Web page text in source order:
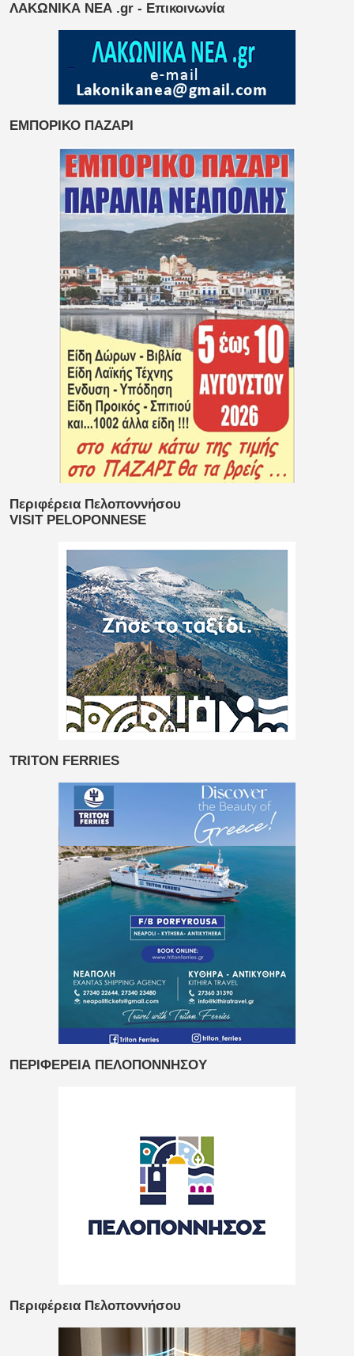
ΛΑΚΩΝΙΚΑ ΝΕΑ .gr - Επικοινωνία
ΕΜΠΟΡΙΚΟ ΠΑΖΑΡΙ
Περιφέρεια Πελοποννήσου
VISIT PELOPONNESE
TRITON FERRIES
ΠΕΡΙΦΕΡΕΙΑ ΠΕΛΟΠΟΝΝΗΣΟΥ
Περιφέρεια Πελοποννήσου